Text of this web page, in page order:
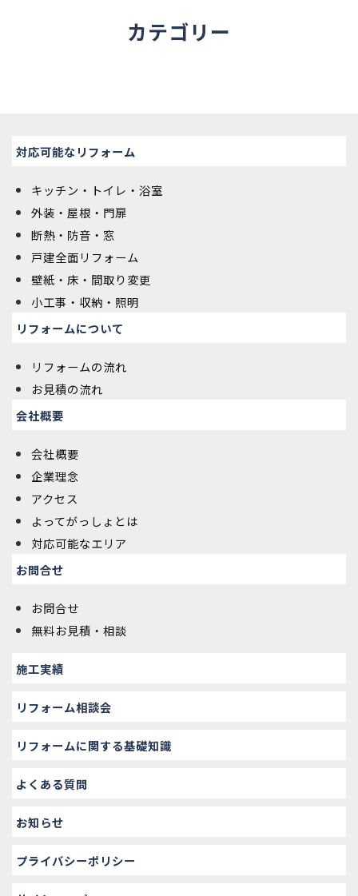
カテゴリー
対応可能なリフォーム
キッチン・トイレ・浴室
外装・屋根・門扉
断熱・防音・窓
戸建全面リフォーム
壁紙・床・間取り変更
小工事・収納・照明
リフォームについて
リフォームの流れ
お見積の流れ
会社概要
会社概要
企業理念
アクセス
よってがっしょとは
対応可能なエリア
お問合せ
お問合せ
無料お見積・相談
施工実績
リフォーム相談会
リフォームに関する基礎知識
よくある質問
お知らせ
プライバシーポリシー